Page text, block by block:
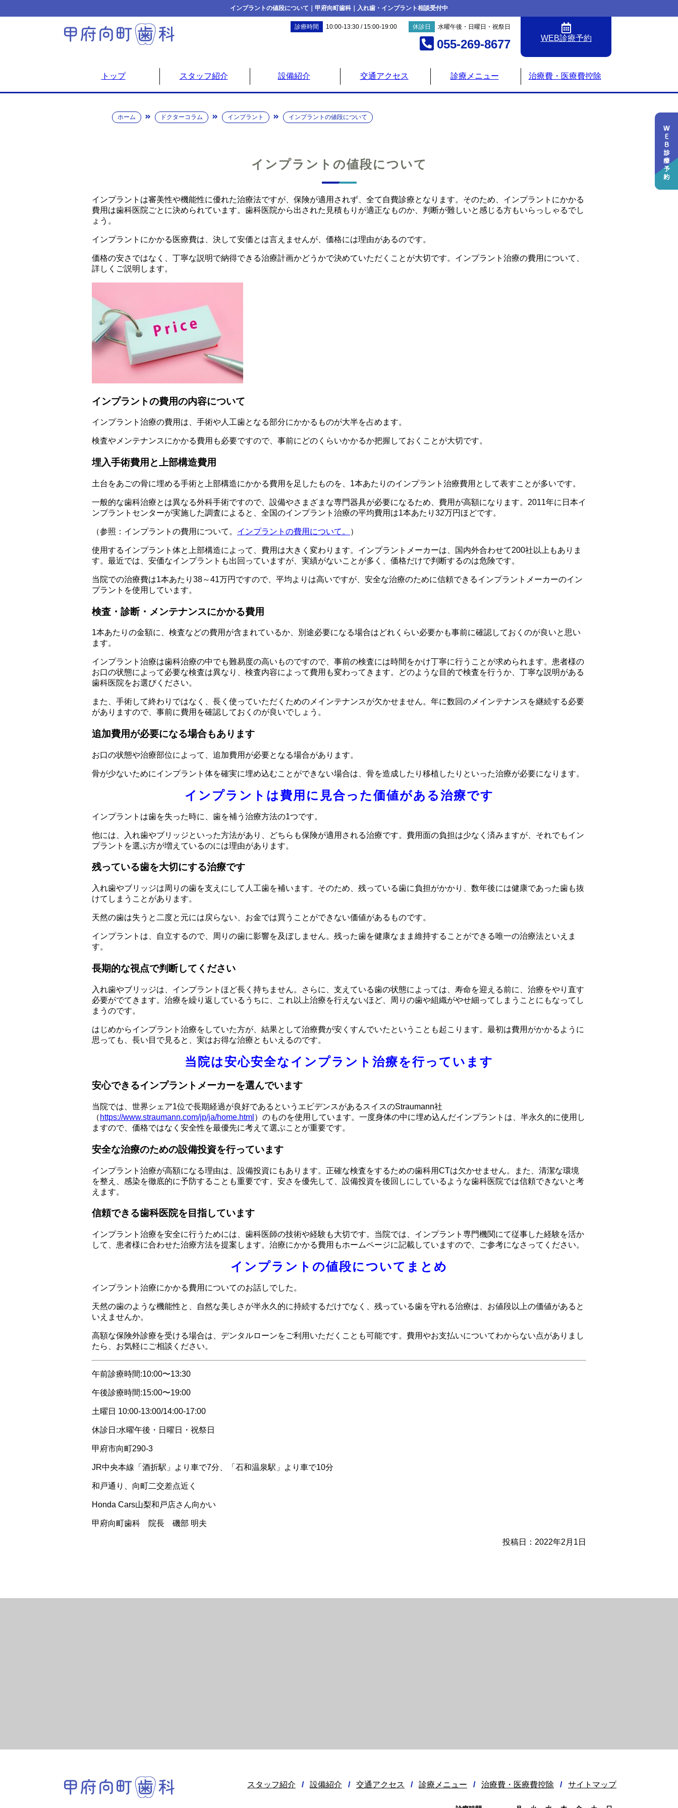
インプラントの値段について｜甲府向町歯科｜入れ歯・インプラント相談受付中
WEB診療予約
診療時間 10:00-13:30 / 15:00-19:00 休診日 水曜午後・日曜日・祝祭日
055-269-8677
トップ スタッフ紹介 設備紹介 交通アクセス 診療メニュー 治療費・医療費控除
ホーム ドクターコラム インプラント インプラントの値段について
インプラントの値段について
インプラントは審美性や機能性に優れた治療法ですが、保険が適用されず、全て自費診療となります。そのため、インプラントにかかる
費用は歯科医院ごとに決められています。歯科医院から出された見積もりが適正なものか、判断が難しいと感じる方もいらっしゃるでし
ょう。
インプラントにかかる医療費は、決して安価とは言えませんが、価格には理由があるのです。
価格の安さではなく、丁寧な説明で納得できる治療計画かどうかで決めていただくことが大切です。インプラント治療の費用について、
詳しくご説明します。
インプラントの費用の内容について
インプラント治療の費用は、手術や人工歯となる部分にかかるものが大半を占めます。
検査やメンテナンスにかかる費用も必要ですので、事前にどのくらいかかるか把握しておくことが大切です。
埋入手術費用と上部構造費用
土台をあごの骨に埋める手術と上部構造にかかる費用を足したものを、1本あたりのインプラント治療費用として表すことが多いです。
一般的な歯科治療とは異なる外科手術ですので、設備やさまざまな専門器具が必要になるため、費用が高額になります。2011年に日本イ
ンプラントセンターが実施した調査によると、全国のインプラント治療の平均費用は1本あたり32万円ほどです。
（参照：インプラントの費用について。 インプラントの費用について。 ）
使用するインプラント体と上部構造によって、費用は大きく変わります。インプラントメーカーは、国内外合わせて200社以上もありま
す。最近では、安価なインプラントも出回っていますが、実績がないことが多く、価格だけで判断するのは危険です。
当院での治療費は1本あたり38～41万円ですので、平均よりは高いですが、安全な治療のために信頼できるインプラントメーカーのイン
プラントを使用しています。
検査・診断・メンテナンスにかかる費用
1本あたりの金額に、検査などの費用が含まれているか、別途必要になる場合はどれくらい必要かも事前に確認しておくのが良いと思い
ます。
インプラント治療は歯科治療の中でも難易度の高いものですので、事前の検査には時間をかけ丁寧に行うことが求められます。患者様の
お口の状態によって必要な検査は異なり、検査内容によって費用も変わってきます。どのような目的で検査を行うか、丁寧な説明がある
歯科医院をお選びください。
また、手術して終わりではなく、長く使っていただくためのメインテナンスが欠かせません。年に数回のメインテナンスを継続する必要
がありますので、事前に費用を確認しておくのが良いでしょう。
追加費用が必要になる場合もあります
お口の状態や治療部位によって、追加費用が必要となる場合があります。
骨が少ないためにインプラント体を確実に埋め込むことができない場合は、骨を造成したり移植したりといった治療が必要になります。
インプラントは費用に見合った価値がある治療です
インプラントは歯を失った時に、歯を補う治療方法の1つです。
他には、入れ歯やブリッジといった方法があり、どちらも保険が適用される治療です。費用面の負担は少なく済みますが、それでもイン
プラントを選ぶ方が増えているのには理由があります。
残っている歯を大切にする治療です
入れ歯やブリッジは周りの歯を支えにして人工歯を補います。そのため、残っている歯に負担がかかり、数年後には健康であった歯も抜
けてしまうことがあります。
天然の歯は失うと二度と元には戻らない、お金では買うことができない価値があるものです。
インプラントは、自立するので、周りの歯に影響を及ぼしません。残った歯を健康なまま維持することができる唯一の治療法といえま
す。
長期的な視点で判断してください
入れ歯やブリッジは、インプラントほど長く持ちません。さらに、支えている歯の状態によっては、寿命を迎える前に、治療をやり直す
必要がでてきます。治療を繰り返しているうちに、これ以上治療を行えないほど、周りの歯や組織がやせ細ってしまうことにもなってし
まうのです。
はじめからインプラント治療をしていた方が、結果として治療費が安くすんでいたということも起こります。最初は費用がかかるように
思っても、長い目で見ると、実はお得な治療ともいえるのです。
当院は安心安全なインプラント治療を行っています
安心できるインプラントメーカーを選んでいます
当院では、世界シェア1位で長期経過が良好であるというエビデンスがあるスイスのStraumann社
（ https://www.straumann.com/jp/ja/home.html ）のものを使用しています。一度身体の中に埋め込んだインプラントは、半永久的に使用し
ますので、価格ではなく安全性を最優先に考えて選ぶことが重要です。
安全な治療のための設備投資を行っています
インプラント治療が高額になる理由は、設備投資にもあります。正確な検査をするための歯科用CTは欠かせません。また、清潔な環境
を整え、感染を徹底的に予防することも重要です。安さを優先して、設備投資を後回しにしているような歯科医院では信頼できないと考
えます。
信頼できる歯科医院を目指しています
インプラント治療を安全に行うためには、歯科医師の技術や経験も大切です。当院では、インプラント専門機関にて従事した経験を活か
して、患者様に合わせた治療方法を提案します。治療にかかる費用もホームページに記載していますので、ご参考になさってください。
インプラントの値段についてまとめ
インプラント治療にかかる費用についてのお話しでした。
天然の歯のような機能性と、自然な美しさが半永久的に持続するだけでなく、残っている歯を守れる治療は、お値段以上の価値があると
いえませんか。
高額な保険外診療を受ける場合は、デンタルローンをご利用いただくことも可能です。費用やお支払いについてわからない点がありまし
たら、お気軽にご相談ください。
午前診療時間:10:00〜13:30
午後診療時間:15:00〜19:00
土曜日 10:00-13:00/14:00-17:00
休診日:水曜午後・日曜日・祝祭日
甲府市向町290-3
JR中央本線「酒折駅」より車で7分、「石和温泉駅」より車で10分
和戸通り、向町二交差点近く
Honda Cars山梨和戸店さん向かい
甲府向町歯科 院長 磯部 明夫
投稿日：2022年2月1日
スタッフ紹介 / 設備紹介 / 交通アクセス / 診療メニュー / 治療費・医療費控除 / サイトマップ